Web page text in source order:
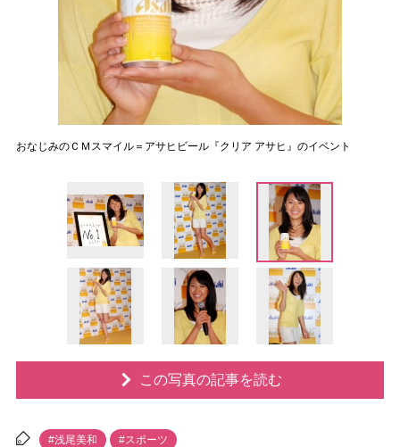
おなじみのＣＭスマイル＝アサヒビール『クリア アサヒ』のイベント
この写真の記事を読む
#浅尾美和 #スポーツ